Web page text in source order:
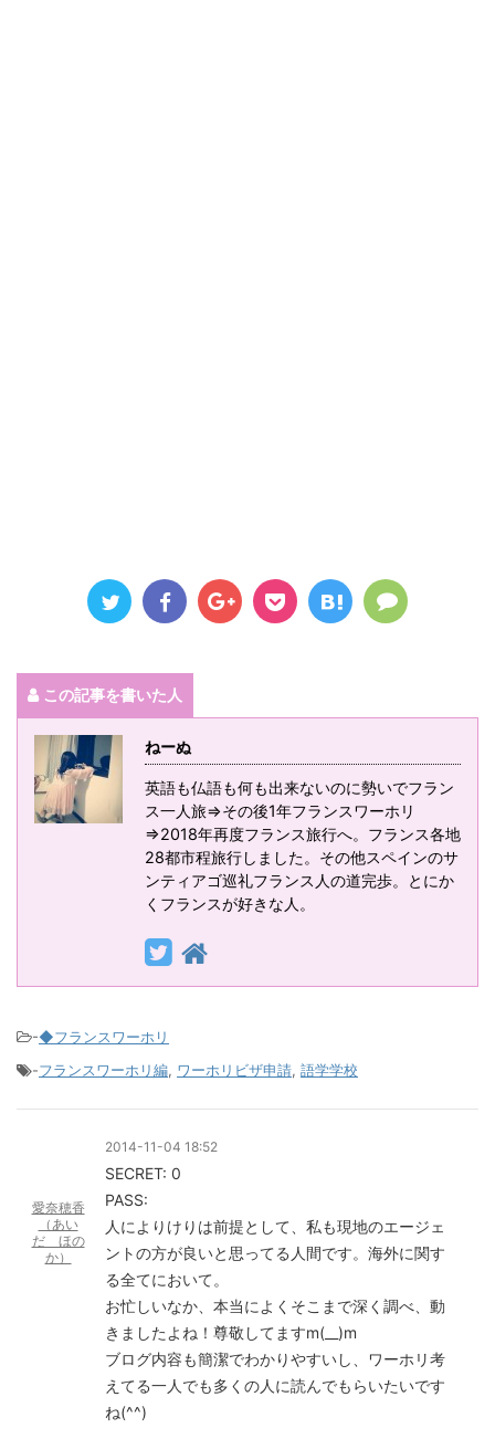
この記事を書いた人
ねーぬ
英語も仏語も何も出来ないのに勢いでフラン
ス一人旅⇒その後1年フランスワーホリ
⇒2018年再度フランス旅行へ。フランス各地
28都市程旅行しました。その他スペインのサ
ンティアゴ巡礼フランス人の道完歩。とにか
くフランスが好きな人。
-◆フランスワーホリ
-フランスワーホリ編, ワーホリビザ申請, 語学学校
愛奈穂香
（あい
だ ほの
か）
2014-11-04 18:52
SECRET: 0
PASS:
人によりけりは前提として、私も現地のエージェ
ントの方が良いと思ってる人間です。海外に関す
る全てにおいて。
お忙しいなか、本当によくそこまで深く調べ、動
きましたよね！尊敬してますm(__)m
ブログ内容も簡潔でわかりやすいし、ワーホリ考
えてる一人でも多くの人に読んでもらいたいです
ね(^^)